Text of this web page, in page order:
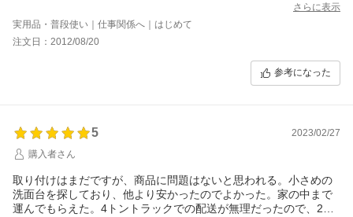
製品としては十分な品質で、とても安く買えたので満足していま
次回からはメーカーの承認図をよく確認してから購入します＾
さらに表示
実用品・普段使い｜仕事関係へ｜はじめて
注文日：2012/08/20
参考になった
5
2023/02/27
購入者さん
取り付けはまだですが、商品に問題はないと思われる。小さめの
洗面台を探しており、他より安かったのでよかった。家の中まで
運んでもらえた。4トントラックでの配送が無理だったので、2ト